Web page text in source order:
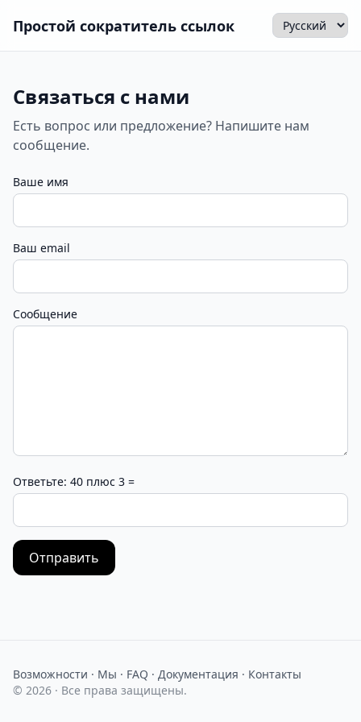
Простой сократитель ссылок
Связаться с нами
Есть вопрос или предложение? Напишите нам
сообщение.
Ваше имя
Ваш email
Сообщение
Ответьте: 40 плюс 3 =
Отправить
Возможности · Мы · FAQ · Документация · Контакты
© 2026 · Все права защищены.